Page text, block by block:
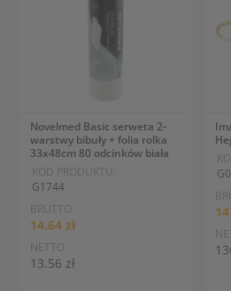
Novelmed Basic serweta 2-
warstwy bibuły + folia rolka
33x48cm 80 odcinków biała
KOD PRODUKTU:
G1744
BRUTTO
14.64 zł
NETTO
13.56 zł